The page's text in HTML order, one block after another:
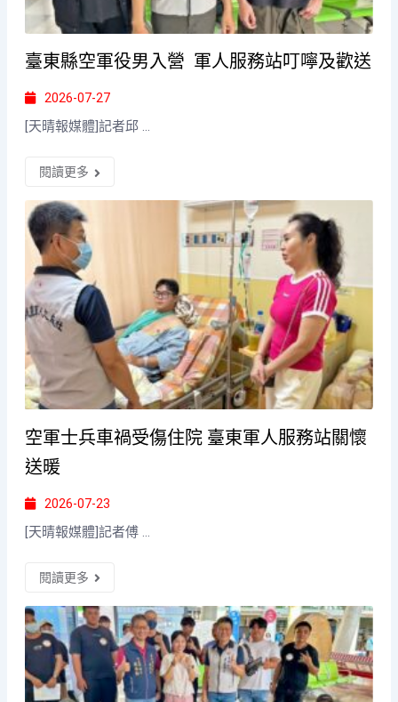
臺東縣空軍役男入營 軍人服務站叮嚀及歡送
2026-07-27
[天晴報媒體]記者邱 ...
閱讀更多
空軍士兵車禍受傷住院 臺東軍人服務站關懷
送暖
2026-07-23
[天晴報媒體]記者傅 ...
閱讀更多